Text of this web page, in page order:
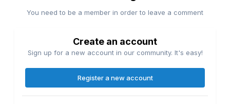
You need to be a member in order to leave a comment
Create an account
Sign up for a new account in our community. It's easy!
Register a new account